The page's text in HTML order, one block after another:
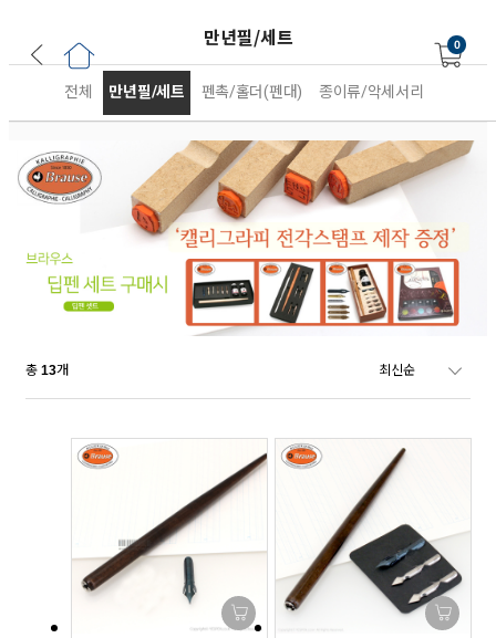
만년필/세트 0
전체 만년필/세트 펜촉/홀더(펜대) 종이류/악세서리
총 13개